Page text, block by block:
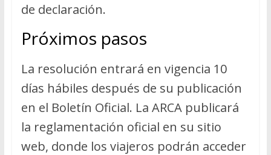
de declaración.
Próximos pasos
La resolución entrará en vigencia 10
días hábiles después de su publicación
en el Boletín Oficial. La ARCA publicará
la reglamentación oficial en su sitio
web, donde los viajeros podrán acceder